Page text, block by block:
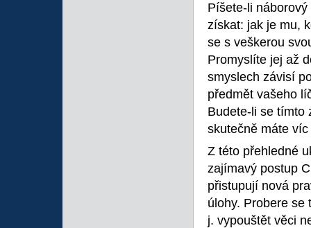
Píšete-li
získat: jak je mu,
se s veškerou
Promyslíte jej až
smyslech závisí
předmět vašeho
Budete-li se tímto
skutečně máte
Z této přehledné
zajímavý postup
přistupují nová
úlohy. Probere se
j. vypouštět věci